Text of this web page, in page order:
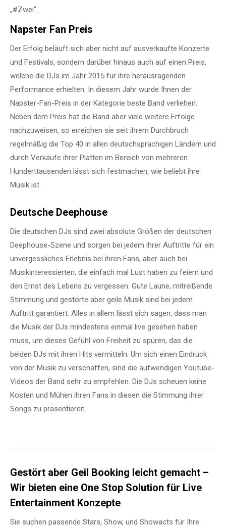
„#Zwei“.
Napster Fan Preis
Der Erfolg beläuft sich aber nicht auf ausverkaufte Konzerte
und Festivals, sondern darüber hinaus auch auf einen Preis,
welche die DJs im Jahr 2015 für ihre herausragenden
Performance erhielten. In diesem Jahr wurde Ihnen der
Napster-Fan-Preis in der Kategorie beste Band verliehen.
Neben dem Preis hat die Band aber viele weitere Erfolge
nachzuweisen, so erreichen sie seit ihrem Durchbruch
regelmäßig die Top 40 in allen deutschsprachigen Ländern und
durch Verkäufe ihrer Platten im Bereich von mehreren
Hunderttausenden lässt sich festmachen, wie beliebt ihre
Musik ist.
Deutsche Deephouse
Die deutschen DJs sind zwei absolute Größen der deutschen
Deephouse-Szene und sorgen bei jedem ihrer Auftritte für ein
unvergessliches Erlebnis bei ihren Fans, aber auch bei
Musikinteressierten, die einfach mal Lust haben zu feiern und
den Ernst des Lebens zu vergessen. Gute Laune, mitreißende
Stimmung und gestörte aber geile Musik sind bei jedem
Auftritt garantiert. Alles in allem lässt sich sagen, dass man
die Musik der DJs mindestens einmal live gesehen haben
muss, um dieses Gefühl von Freiheit zu spüren, das die
beiden DJs mit ihren Hits vermitteln. Um sich einen Eindruck
von der Musik zu verschaffen, sind die aufwendigen Youtube-
Videos der Band sehr zu empfehlen. Die DJs scheuen keine
Kosten und Mühen ihren Fans in diesen die Stimmung ihrer
Songs zu präsentieren.
Gestört aber Geil Booking leicht gemacht –
Wir bieten eine One Stop Solution für Live
Entertainment Konzepte
Sie suchen passende Stars, Show, und Showacts für Ihre